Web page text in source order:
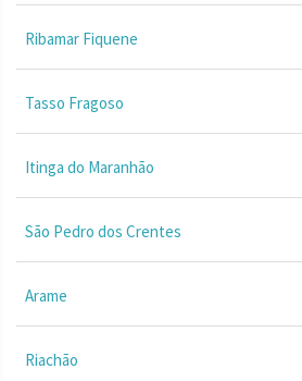
Ribamar Fiquene
Tasso Fragoso
Itinga do Maranhão
São Pedro dos Crentes
Arame
Riachão